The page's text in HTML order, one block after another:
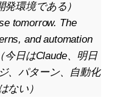
環境である）
tomorrow. The
and automation
日はClaude、明日
、パターン、自動化
ない）